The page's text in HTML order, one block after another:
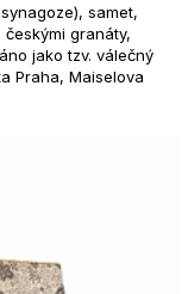
samet,
granáty,
jako tzv. válečný
Praha, Maiselova